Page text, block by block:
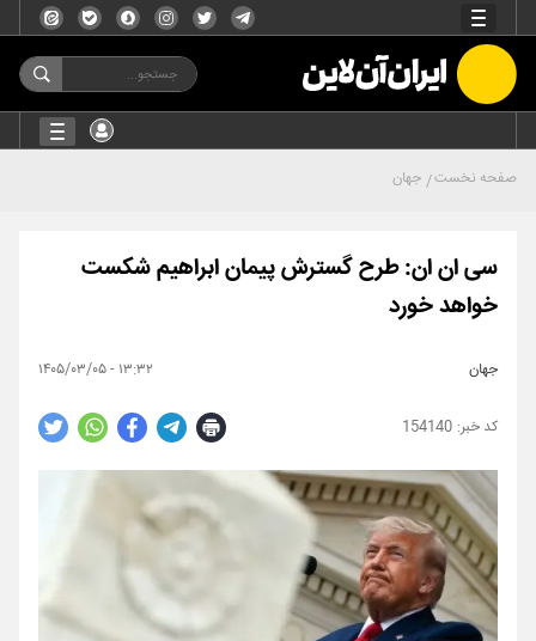
صفحه نخست جهان
سی ان ان: طرح گسترش پیمان ابراهیم شکست
خواهد خورد
جهان ۱۳:۳۲ - ۱۴۰۵/۰۳/۰۵
154140